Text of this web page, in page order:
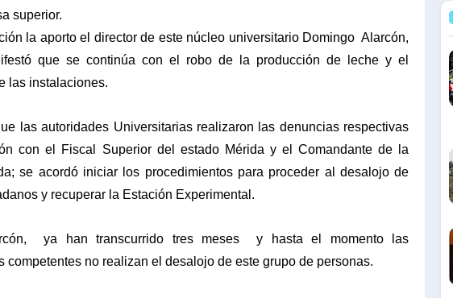
superior.
la aporto el director de este núcleo universitario Domingo Alarcón,
que se continúa con el robo de la producción de leche y el
las instalaciones.
las autoridades Universitarias realizaron las denuncias respectivas
con el Fiscal Superior del estado Mérida y el Comandante de la
se acordó iniciar los procedimientos para proceder al desalojo de
y recuperar la Estación Experimental.
ya han transcurrido tres meses
y hasta el momento las
competentes no realizan el desalojo de este grupo de personas.